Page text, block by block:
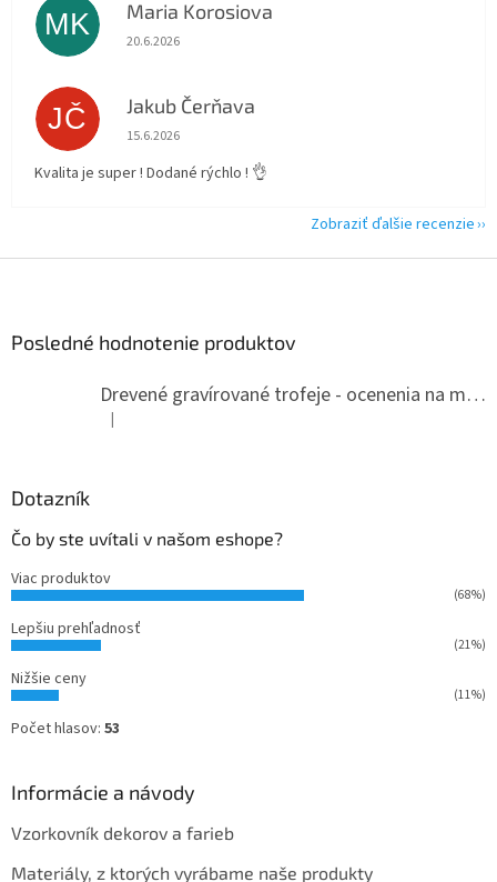
MK Maria Korosiova
Hodnotenie obchodu je 5 z 5 hviezdičiek.
20.6.2026
JČ Jakub Čerňava
Hodnotenie obchodu je 5 z 5 hviezdičiek.
15.6.2026
Kvalita je super ! Dodané rýchlo ! 👌
Zobraziť ďalšie recenzie
Posledné hodnotenie produktov
Drevené gravírované trofeje - ocenenia na mieru
Hodnotenie produktu je 5 z 5 hviezdičiek.
|
Dotazník
Čo by ste uvítali v našom eshope?
Viac produktov
(68%)
Lepšiu prehľadnosť
(21%)
Nižšie ceny
(11%)
Počet hlasov: 53
Informácie a návody
Vzorkovník dekorov a farieb
Materiály, z ktorých vyrábame naše produkty